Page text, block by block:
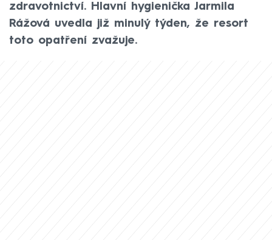
zdravotnictví. Hlavní hygienička Jarmila
Rážová uvedla již minulý týden, že resort
toto opatření zvažuje.